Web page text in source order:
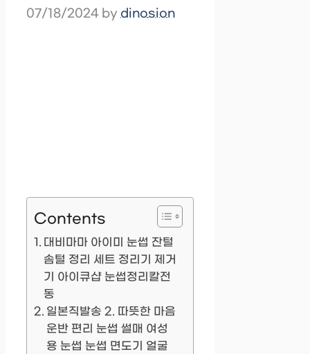
07/18/2024 by dinosion
Contents
대비마마 아이미 눈썹 잔털
솜털 정리 세트 정리기 제거
기 아이큐샵 눈썹정리칼전
동
일본직발송 2. 따뜻한 마음
운반 편리 눈썹 썰매 여성
용 눈썹 눈썹 면도기 얼굴